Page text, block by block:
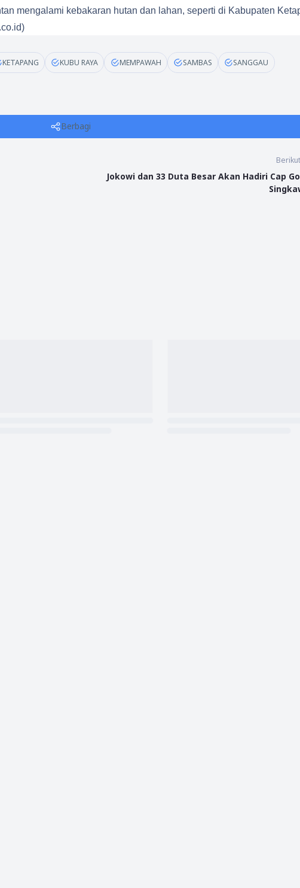
mengalami kebakaran hutan dan lahan, seperti di Kabupaten
KETAPANG KUBU RAYA MEMPAWAH SAMBAS SANGGAU
Berbagi
Jokowi dan 33 Duta Besar Akan Hadiri Cap